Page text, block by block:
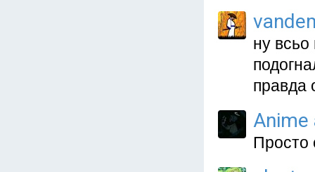
ну всьо
правда
Anime
Просто